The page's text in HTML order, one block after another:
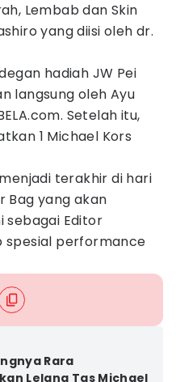
Lembab dan Skin
yang diisi oleh dr.
hadiah JW Pei
langsung oleh Ayu
Setelah itu,
1 Michael Kors
terakhir di hari
Bag yang akan
sebagai Editor
spesial performance
Rara
Lelang Tas Michael